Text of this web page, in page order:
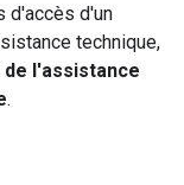
d'accès d'un
technique,
de l'assistance
.